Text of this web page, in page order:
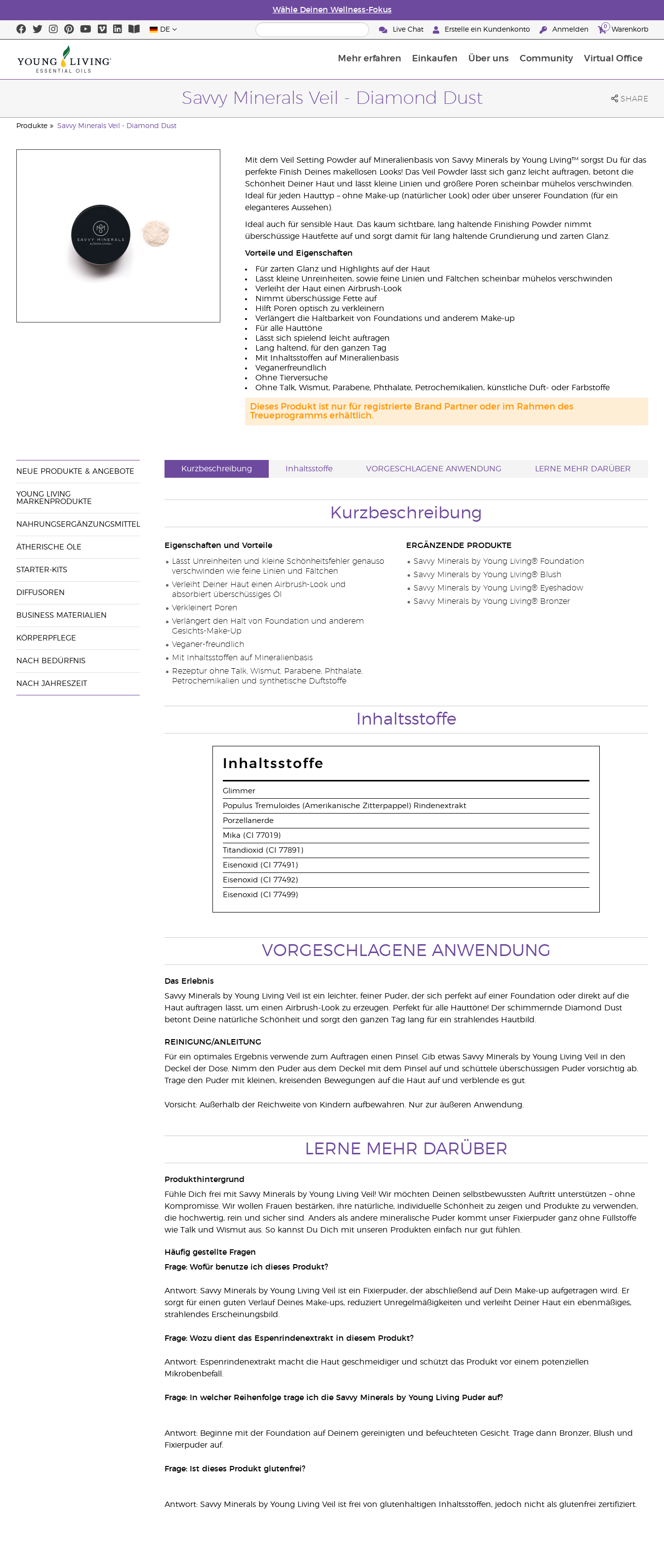
Wähle Deinen Wellness-Fokus
DE Live Chat Erstelle ein Kundenkonto Anmelden 0 Warenkorb
Mehr erfahren Einkaufen Über uns Community Virtual Office
Savvy Minerals Veil - Diamond Dust SHARE
Produkte Savvy Minerals Veil - Diamond Dust
Mit dem Veil Setting Powder auf Mineralienbasis von Savvy Minerals by Young Living™ sorgst Du für das
perfekte Finish Deines makellosen Looks! Das Veil Powder lässt sich ganz leicht auftragen, betont die
Schönheit Deiner Haut und lässt kleine Linien und größere Poren scheinbar mühelos verschwinden.
Ideal für jeden Hauttyp – ohne Make-up (natürlicher Look) oder über unserer Foundation (für ein
eleganteres Aussehen).
Ideal auch für sensible Haut. Das kaum sichtbare, lang haltende Finishing Powder nimmt
überschüssige Hautfette auf und sorgt damit für lang haltende Grundierung und zarten Glanz.
Vorteile und Eigenschaften
Für zarten Glanz und Highlights auf der Haut
Lässt kleine Unreinheiten, sowie feine Linien und Fältchen scheinbar mühelos verschwinden
Verleiht der Haut einen Airbrush-Look
Nimmt überschüssige Fette auf
Hilft Poren optisch zu verkleinern
Verlängert die Haltbarkeit von Foundations und anderem Make-up
Für alle Hauttöne
Lässt sich spielend leicht auftragen
Lang haltend, für den ganzen Tag
Mit Inhaltsstoffen auf Mineralienbasis
Veganerfreundlich
Ohne Tierversuche
Ohne Talk, Wismut, Parabene, Phthalate, Petrochemikalien, künstliche Duft- oder Farbstoffe
Dieses Produkt ist nur für registrierte Brand Partner oder im Rahmen des
Treueprogramms erhältlich.
NEUE PRODUKTE & ANGEBOTE
YOUNG LIVING
MARKENPRODUKTE
NAHRUNGSERGÄNZUNGSMITTEL
ÄTHERISCHE ÖLE
STARTER-KITS
DIFFUSOREN
BUSINESS MATERIALIEN
KÖRPERPFLEGE
NACH BEDÜRFNIS
NACH JAHRESZEIT
Kurzbeschreibung Inhaltsstoffe VORGESCHLAGENE ANWENDUNG LERNE MEHR DARÜBER
Kurzbeschreibung
Eigenschaften und Vorteile
Lässt Unreinheiten und kleine Schönheitsfehler genauso
verschwinden wie feine Linien und Fältchen
Verleiht Deiner Haut einen Airbrush-Look und
absorbiert überschüssiges Öl
Verkleinert Poren
Verlängert den Halt von Foundation und anderem
Gesichts-Make-Up
Veganer-freundlich
Mit Inhaltsstoffen auf Mineralienbasis
Rezeptur ohne Talk, Wismut, Parabene, Phthalate,
Petrochemikalien und synthetische Duftstoffe
ERGÄNZENDE PRODUKTE
Savvy Minerals by Young Living® Foundation
Savvy Minerals by Young Living® Blush
Savvy Minerals by Young Living® Eyeshadow
Savvy Minerals by Young Living® Bronzer
Inhaltsstoffe
Inhaltsstoffe
Glimmer
Populus Tremuloides (Amerikanische Zitterpappel) Rindenextrakt
Porzellanerde
Mika (CI 77019)
Titandioxid (CI 77891)
Eisenoxid (CI 77491)
Eisenoxid (CI 77492)
Eisenoxid (CI 77499)
VORGESCHLAGENE ANWENDUNG
Das Erlebnis
Savvy Minerals by Young Living Veil ist ein leichter, feiner Puder, der sich perfekt auf einer Foundation oder direkt auf die
Haut auftragen lässt, um einen Airbrush-Look zu erzeugen. Perfekt für alle Hauttöne! Der schimmernde Diamond Dust
betont Deine natürliche Schönheit und sorgt den ganzen Tag lang für ein strahlendes Hautbild.
REINIGUNG/ANLEITUNG
Für ein optimales Ergebnis verwende zum Auftragen einen Pinsel. Gib etwas Savvy Minerals by Young Living Veil in den
Deckel der Dose. Nimm den Puder aus dem Deckel mit dem Pinsel auf und schüttele überschüssigen Puder vorsichtig ab.
Trage den Puder mit kleinen, kreisenden Bewegungen auf die Haut auf und verblende es gut.
Vorsicht: Außerhalb der Reichweite von Kindern aufbewahren. Nur zur äußeren Anwendung.
LERNE MEHR DARÜBER
Produkthintergrund
Fühle Dich frei mit Savvy Minerals by Young Living Veil! Wir möchten Deinen selbstbewussten Auftritt unterstützen – ohne
Kompromisse. Wir wollen Frauen bestärken, ihre natürliche, individuelle Schönheit zu zeigen und Produkte zu verwenden,
die hochwertig, rein und sicher sind. Anders als andere mineralische Puder kommt unser Fixierpuder ganz ohne Füllstoffe
wie Talk und Wismut aus. So kannst Du Dich mit unseren Produkten einfach nur gut fühlen.
Häufig gestellte Fragen
Frage: Wofür benutze ich dieses Produkt?
Antwort: Savvy Minerals by Young Living Veil ist ein Fixierpuder, der abschließend auf Dein Make-up aufgetragen wird. Er
sorgt für einen guten Verlauf Deines Make-ups, reduziert Unregelmäßigkeiten und verleiht Deiner Haut ein ebenmäßiges,
strahlendes Erscheinungsbild.
Frage: Wozu dient das Espenrindenextrakt in diesem Produkt?
Antwort: Espenrindenextrakt macht die Haut geschmeidiger und schützt das Produkt vor einem potenziellen
Mikrobenbefall.
Frage: In welcher Reihenfolge trage ich die Savvy Minerals by Young Living Puder auf?
Antwort: Beginne mit der Foundation auf Deinem gereinigten und befeuchteten Gesicht. Trage dann Bronzer, Blush und
Fixierpuder auf.
Frage: Ist dieses Produkt glutenfrei?
Antwort: Savvy Minerals by Young Living Veil ist frei von glutenhaltigen Inhaltsstoffen, jedoch nicht als glutenfrei zertifiziert.